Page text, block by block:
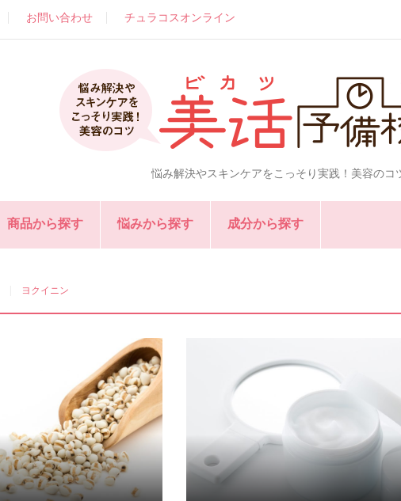
お問い合わせ チュラコスオンライン
悩み解決やスキンケアをこっそり実践！美容のコ
商品から探す 悩みから探す 成分から探す
ヨクイニン